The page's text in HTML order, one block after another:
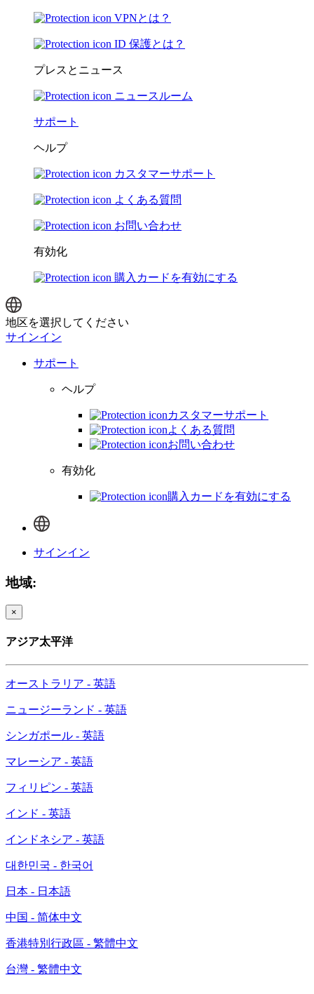
VPNとは？
ID 保護とは？
プレスとニュース
ニュースルーム
サポート
ヘルプ
カスタマーサポート
よくある質問
お問い合わせ
有効化
購入カードを有効にする
地区を選択してください
サインイン
サポート
ヘルプ
カスタマーサポート
よくある質問
お問い合わせ
有効化
購入カードを有効にする
サインイン
地域:
×
アジア太平洋
オーストラリア - 英語
ニュージーランド - 英語
シンガポール - 英語
マレーシア - 英語
フィリピン - 英語
インド - 英語
インドネシア - 英語
대한민국 - 한국어
日本 - 日本語
中国 - 简体中文
香港特別行政區 - 繁體中文
台灣 - 繁體中文